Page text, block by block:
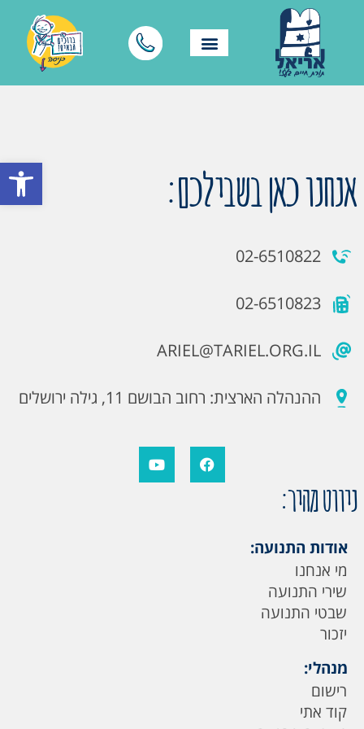
פתח אנחנו כאן בשבילכם:
02-6510822
02-6510823
ARIEL@TARIEL.ORG.IL
ההנהלה הארצית: רחוב הבושם 11, גילה ירושלים
ניווט מהיר:
אודות התנועה:
מי אנחנו
שירי התנועה
שבטי התנועה
יזכור
מנהלי:
רישום
קוד אתי